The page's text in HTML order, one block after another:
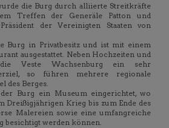
die Burg durch alliierte Streitkräfte
Treffen der Generäle Patton und
der Vereinigten Staaten von
Burg in Privatbesitz und ist mit einem
ausgestattet. Neben Hochzeiten und
Veste Wachsenburg ein sehr
so führen mehrere regionale
des Berges.
Burg ein Museum eingerichtet, wo
Dreißigjährigen Krieg bis zum Ende des
Malereien sowie eine umfangreiche
besichtigt werden können.